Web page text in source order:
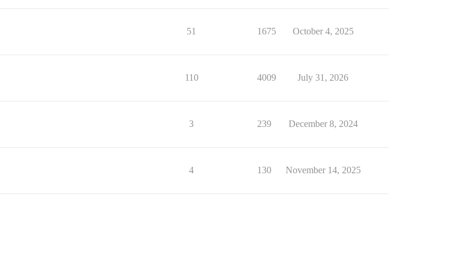
51 1675 October 4, 2025
110 4009 July 31, 2026
3 239 December 8, 2024
4 130 November 14, 2025